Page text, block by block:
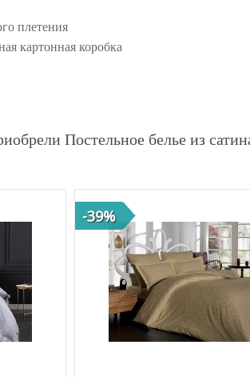
плетения
картонная коробка
Постельное белье из
-39%